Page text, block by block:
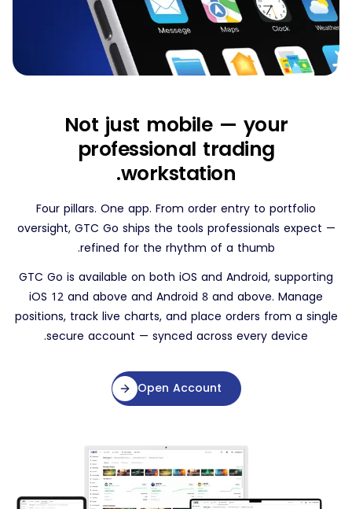
Not just mobile — your
professional trading
workstation.
Four pillars. One app. From order entry to portfolio
oversight, GTC Go ships the tools professionals expect —
refined for the rhythm of a thumb.
GTC Go is available on both iOS and Android, supporting
iOS 12 and above and Android 8 and above. Manage
positions, track live charts, and place orders from a single
secure account — synced across every device.
Open Account